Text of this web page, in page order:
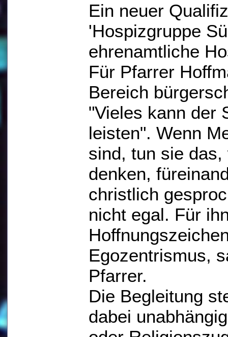
Ein neuer
'Hospizgruppe
ehrenamtliche
Für Pfarrer
Bereich
"Vieles kann der
leisten". Wenn
sind, tun sie
denken,
christlich
nicht egal. Für
Egozentrismus,
Pfarrer.
Die Begleitung
dabei